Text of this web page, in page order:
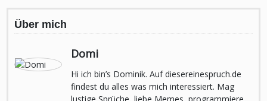
Über mich
Domi
Hi ich bin’s Dominik. Auf diesereinespruch.de
findest du alles was mich interessiert. Mag